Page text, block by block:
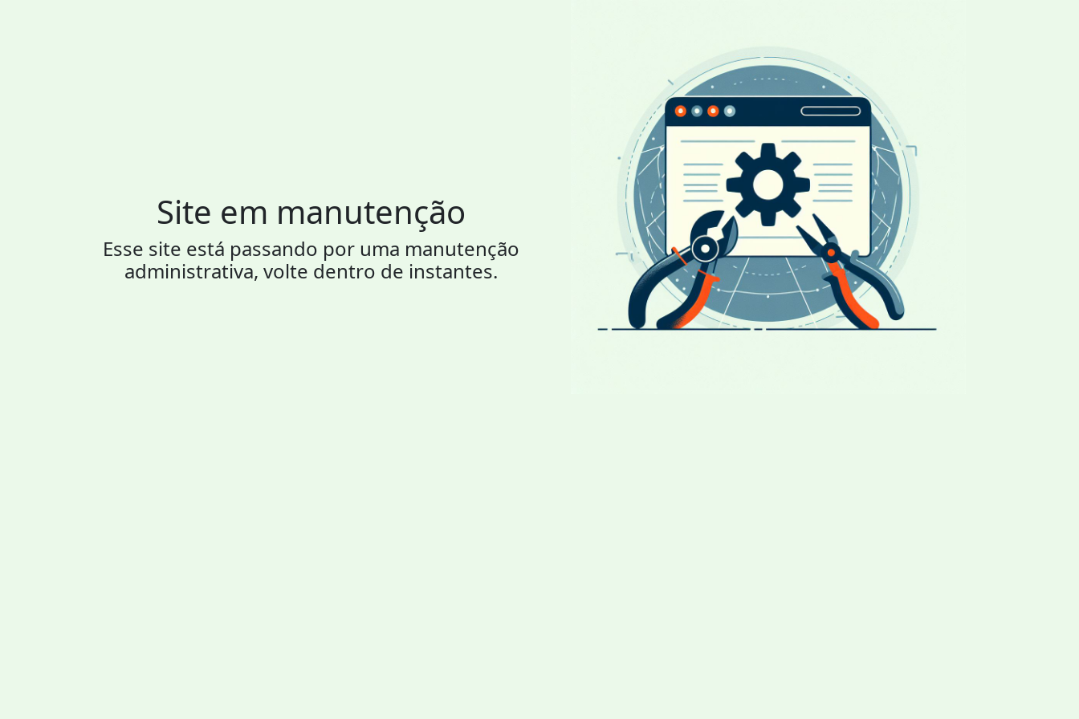
Site em manutenção
Esse site está passando por uma manutenção
administrativa, volte dentro de instantes.